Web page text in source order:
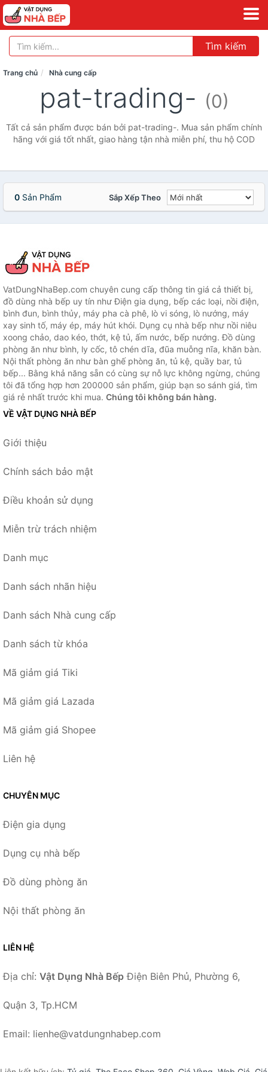
Tìm kiếm
Trang chủ Nhà cung cấp
pat-trading- (0)
Tất cả sản phẩm được bán bởi pat-trading-. Mua sản phẩm chính
hãng với giá tốt nhất, giao hàng tận nhà miễn phí, thu hộ COD
0 Sản Phẩm Sắp Xếp Theo
VatDungNhaBep.com chuyên cung cấp thông tin giá cả thiết bị,
đồ dùng nhà bếp uy tín như Điện gia dụng, bếp các loại, nồi điện,
bình đun, bình thủy, máy pha cà phê, lò vi sóng, lò nướng, máy
xay sinh tố, máy ép, máy hút khói. Dụng cụ nhà bếp như nồi niêu
xoong chảo, dao kéo, thớt, kệ tủ, ấm nước, bếp nướng. Đồ dùng
phòng ăn như bình, ly cốc, tô chén dĩa, đũa muỗng nĩa, khăn bàn.
Nội thất phòng ăn như bàn ghế phòng ăn, tủ kệ, quầy bar, tủ
bếp... Bằng khả năng sẵn có cùng sự nỗ lực không ngừng, chúng
tôi đã tổng hợp hơn 200000 sản phẩm, giúp bạn so sánh giá, tìm
giá rẻ nhất trước khi mua. Chúng tôi không bán hàng.
VỀ VẬT DỤNG NHÀ BẾP
Giới thiệu
Chính sách bảo mật
Điều khoản sử dụng
Miễn trừ trách nhiệm
Danh mục
Danh sách nhãn hiệu
Danh sách Nhà cung cấp
Danh sách từ khóa
Mã giảm giá Tiki
Mã giảm giá Lazada
Mã giảm giá Shopee
Liên hệ
CHUYÊN MỤC
Điện gia dụng
Dụng cụ nhà bếp
Đồ dùng phòng ăn
Nội thất phòng ăn
LIÊN HỆ
Địa chỉ: Vật Dụng Nhà Bếp Điện Biên Phủ, Phường 6,
Quận 3, Tp.HCM
Email: lienhe@vatdungnhabep.com